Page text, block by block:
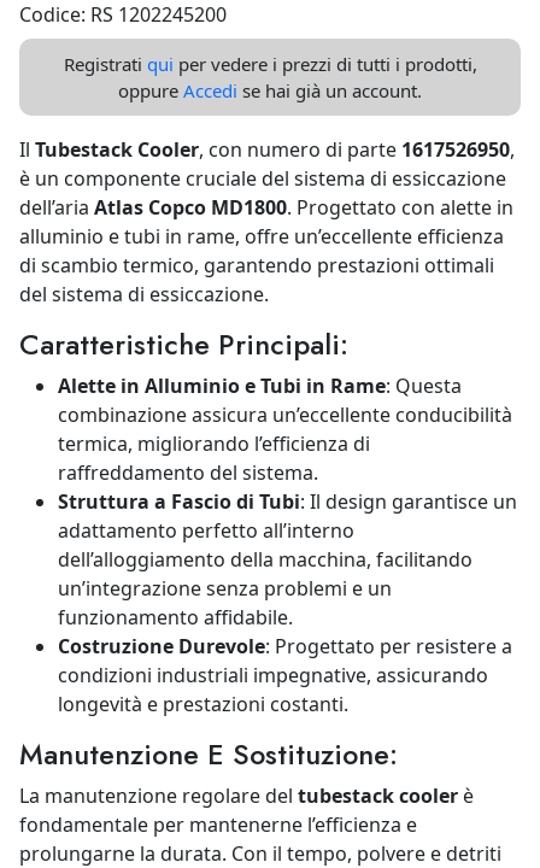
Codice: RS 1202245200
Registrati qui per vedere i prezzi di tutti i prodotti,
oppure Accedi se hai già un account.
Il Tubestack Cooler, con numero di parte 1617526950,
è un componente cruciale del sistema di essiccazione
dell’aria Atlas Copco MD1800. Progettato con alette in
alluminio e tubi in rame, offre un’eccellente efficienza
di scambio termico, garantendo prestazioni ottimali
del sistema di essiccazione.
Caratteristiche Principali:
Alette in Alluminio e Tubi in Rame: Questa
combinazione assicura un’eccellente conducibilità
termica, migliorando l’efficienza di
raffreddamento del sistema.
Struttura a Fascio di Tubi: Il design garantisce un
adattamento perfetto all’interno
dell’alloggiamento della macchina, facilitando
un’integrazione senza problemi e un
funzionamento affidabile.
Costruzione Durevole: Progettato per resistere a
condizioni industriali impegnative, assicurando
longevità e prestazioni costanti.
Manutenzione E Sostituzione:
La manutenzione regolare del tubestack cooler è
fondamentale per mantenerne l’efficienza e
prolungarne la durata. Con il tempo, polvere e detriti